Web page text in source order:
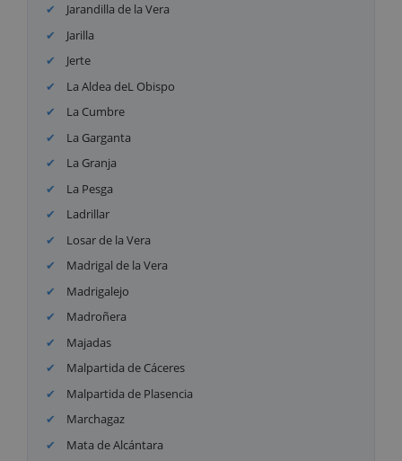
Jarandilla de la Vera
Jarilla
Jerte
La Aldea deL Obispo
La Cumbre
La Garganta
La Granja
La Pesga
Ladrillar
Losar de la Vera
Madrigal de la Vera
Madrigalejo
Madroñera
Majadas
Malpartida de Cáceres
Malpartida de Plasencia
Marchagaz
Mata de Alcántara